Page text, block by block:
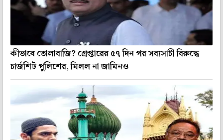
কীভাবে তোলাবাজি? গ্রেপ্তারের ৫৭ দিন পর সব্যসাচী বিরুদ্ধে
চার্জশিট পুলিশের, মিলল না জামিনও